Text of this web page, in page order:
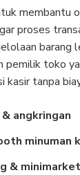
membantu
proses
barang
pemilik toko
kasir tanpa
angkringan
minuman
&